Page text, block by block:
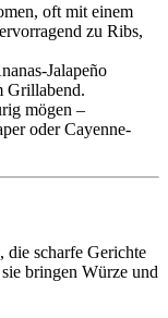
oft mit einem
zu Ribs,
Jalapeño
Grillabend.
mögen –
oder Cayenne-
die scharfe Gerichte
bringen Würze und